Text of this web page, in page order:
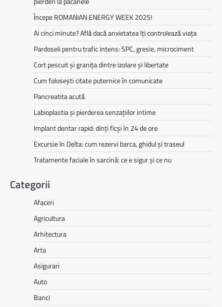
Începe ROMANIAN ENERGY WEEK 2025!
Ai cinci minute? Află dacă anxietatea îți controlează viața
Pardoseli pentru trafic intens: SPC, gresie, microciment
Cort pescuit și granița dintre izolare și libertate
Cum folosești citate puternice în comunicate
Pancreatita acută
Labioplastia și pierderea senzațiilor intime
Implant dentar rapid: dinți ficși în 24 de ore
Excursie în Delta: cum rezervi barca, ghidul și traseul
Tratamente faciale în sarcină: ce e sigur și ce nu
Categorii
Afaceri
Agricultura
Arhitectura
Arta
Asigurari
Auto
Banci